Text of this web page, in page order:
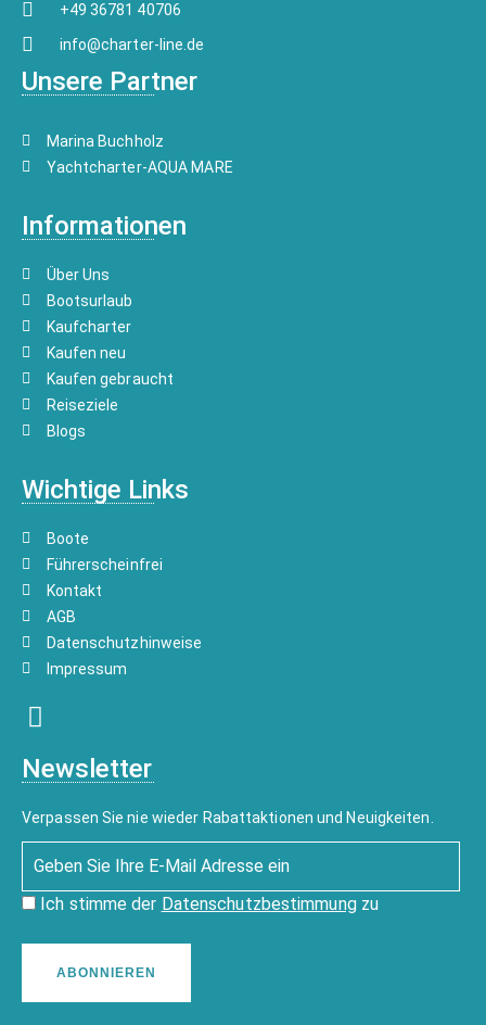
+49 36781 40706
info@charter-line.de
Unsere Partner
Marina Buchholz
Yachtcharter-AQUA MARE
Informationen
Über Uns
Bootsurlaub
Kaufcharter
Kaufen neu
Kaufen gebraucht
Reiseziele
Blogs
Wichtige Links
Boote
Führerscheinfrei
Kontakt
AGB
Datenschutzhinweise
Impressum
Newsletter
Verpassen Sie nie wieder Rabattaktionen und Neuigkeiten.
Ich stimme der Datenschutzbestimmungzu
ABONNIEREN